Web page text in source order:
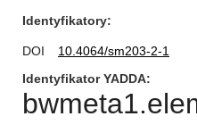
Identyfikatory
DOI
10.4064/sm203-2-1
Identyfikator YADDA